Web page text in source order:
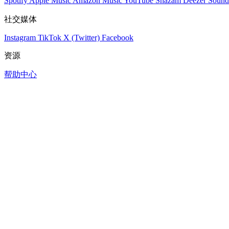
社交媒体
Instagram TikTok X (Twitter) Facebook
资源
帮助中心